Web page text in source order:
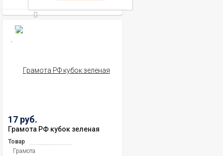
17 руб.
Грамота РФ кубок зеленая
Товар
Грамота